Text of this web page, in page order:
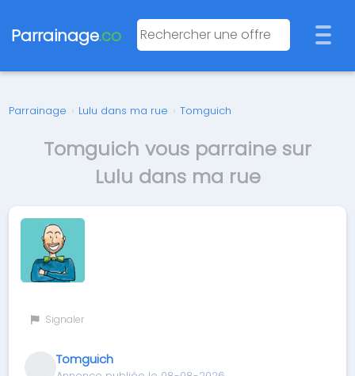
Parrainage.co
Parrainage › Lulu dans ma rue › Tomguich
Tomguich vous parraine sur
Lulu dans ma rue
Signaler
Tomguich